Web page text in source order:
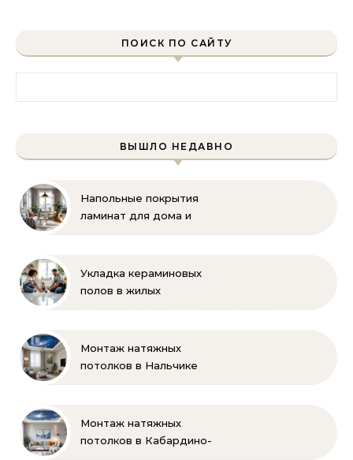
ПОИСК ПО САЙТУ
ВЫШЛО НЕДАВНО
Напольные покрытия
ламинат для дома и
Укладка кераминовых
полов в жилых
Монтаж натяжных
потолков в Нальчике
Монтаж натяжных
потолков в Кабардино-